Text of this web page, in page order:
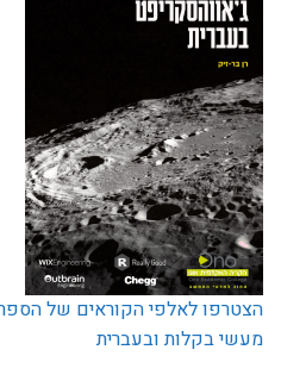
הצטרפו לאלפי הקוראים של
מעשי בקלות ובעברית